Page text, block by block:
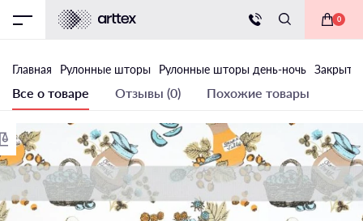
0
Главная Рулонные шторы Рулонные шторы день-ночь
Все о товаре Отзывы (0) Похожие товары